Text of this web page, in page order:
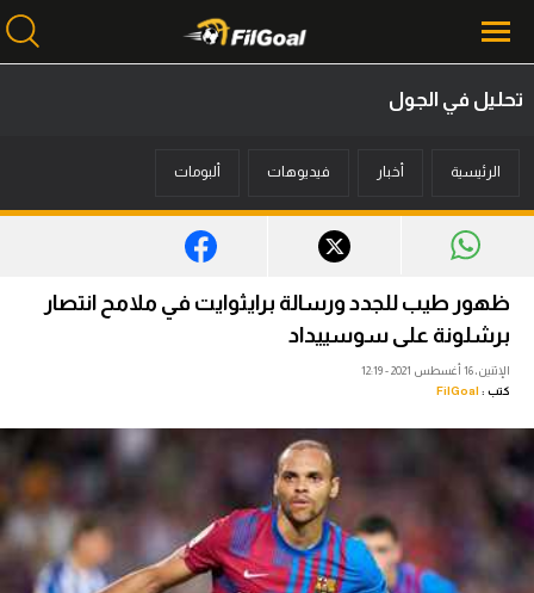
أخبار
ميركاتو
فانتازي في الجول
مسابقة التوقعات
آراء حرة
تحليل في الجول
الرئيسية أخبار فيديوهات ألبومات
ظهور طيب للجدد ورسالة برايثوايت في ملامح انتصار
برشلونة على سوسييداد
الإثنين، 16 أغسطس 2021 - 12:19
كتب : FilGoal